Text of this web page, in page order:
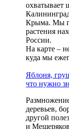
охватывает
Крыма. Мы
растения
России.
На карте –
куда мы
Яблоня,
что нужно
деревьев,
другой
и